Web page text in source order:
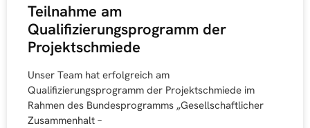
Teilnahme am
Qualifizierungsprogramm der
Projektschmiede
Unser Team hat erfolgreich am
Qualifizierungsprogramm der Projektschmiede im
Rahmen des Bundesprogramms „Gesellschaftlicher
Zusammenhalt –